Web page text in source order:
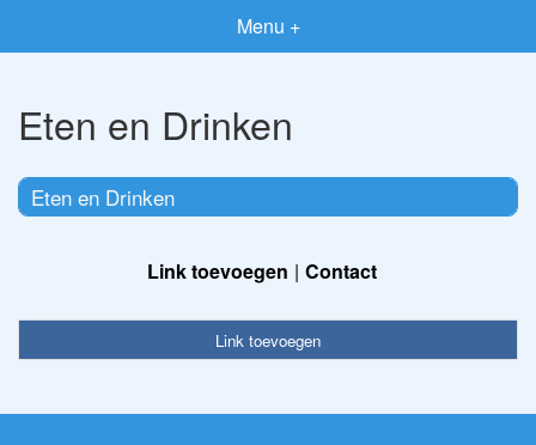
Menu +
Eten en Drinken
Eten en Drinken
Link toevoegen Contact
Link toevoegen